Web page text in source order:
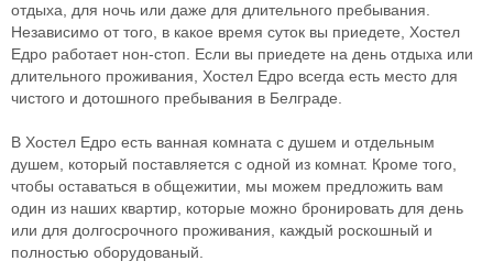
отдыха, для ночь или даже для длительного пребывания.
Независимо от того, в какое время суток вы приедете, Хостел
Едро ​​работает нон-стоп. Если вы приедете на день отдыха или
длительного проживания, Хостел Едро всегда есть место для
чистого и дотошного пребывания в Белграде.
В Хостел Едро есть ванная комната с душем и отдельным
душем, который поставляется с одной из комнат. Кроме того,
чтобы оставаться в общежитии, мы можем предложить вам
один из наших квартир, которые можно бронировать для день
или для долгосрочного проживания, каждый роскошный и
полностью оборудованый.